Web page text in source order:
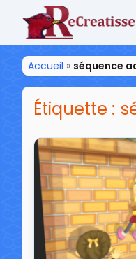
ReCreatisse
Accueil » séquence
Étiquette :